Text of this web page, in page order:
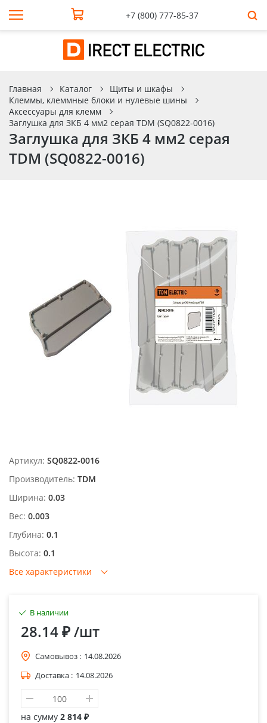
+7 (800) 777-85-37
Главная Каталог
Щиты и шкафы
Клеммы, клеммные блоки и нулевые шины
Аксессуары для клемм
Заглушка для ЗКБ 4 мм2 серая TDM (SQ0822-0016)
Заглушка для ЗКБ 4 мм2 серая
TDM (SQ0822-0016)
Артикул: SQ0822-0016
Производитель: TDM
Ширина: 0.03
Вес: 0.003
Глубина: 0.1
Высота: 0.1
Все характеристики
В наличии
28.14 ₽/шт
Самовывоз : 14.08.2026
Доставка : 14.08.2026
на сумму 2 814 ₽